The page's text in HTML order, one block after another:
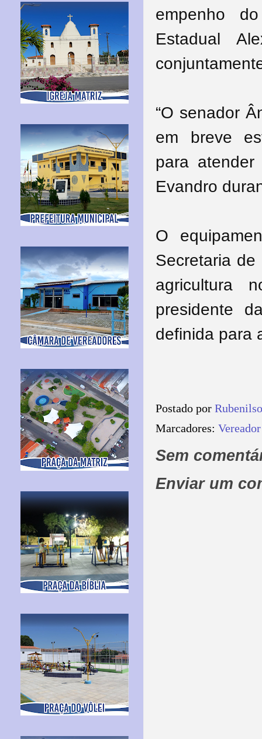
empenho
Estadual
“O senador
em breve
para atender
Evandro
O
Secretaria
agricultura
presidente
definida para
Postado por
Marcadores:
Sem
Enviar um